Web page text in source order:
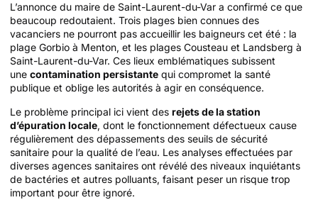
L’annonce du maire de Saint-Laurent-du-Var a confirmé ce que
beaucoup redoutaient. Trois plages bien connues des
vacanciers ne pourront pas accueillir les baigneurs cet été : la
plage Gorbio à Menton, et les plages Cousteau et Landsberg à
Saint-Laurent-du-Var. Ces lieux emblématiques subissent
une contamination persistante qui compromet la santé
publique et oblige les autorités à agir en conséquence.
Le problème principal ici vient des rejets de la station
d’épuration locale, dont le fonctionnement défectueux cause
régulièrement des dépassements des seuils de sécurité
sanitaire pour la qualité de l’eau. Les analyses effectuées par
diverses agences sanitaires ont révélé des niveaux inquiétants
de bactéries et autres polluants, faisant peser un risque trop
important pour être ignoré.